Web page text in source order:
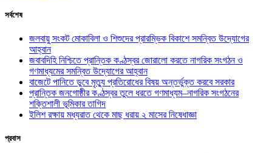
সর্বশেষ
জলবায়ু সংকট মোকাবিলা ও শিশুদের প্রারম্ভিক বিকাশে সমন্বিত উদ্যোগের
আহ্বান
জবাবদিহি নিশ্চিতে প্রান্তিক কণ্ঠস্বর জোরালো করতে নাগরিক সংগঠন ও
গণমাধ্যমের সমন্বিত উদ্যোগের আহ্বান
বাজেটে পানিতে ডুবে মৃত্যু প্রতিরোধের বিষয় অন্তর্ভুক্ত করবে সরকার
প্রান্তিক জনগোষ্ঠীর কণ্ঠস্বর তুলে ধরতে গণমাধ্যম–নাগরিক সংগঠনের
শক্তিশালী ভূমিকার তাগিদ
ইলিশ রক্ষায় মধ্যরাত থেকে মাছ ধরায় ২ মাসের নিষেধাজ্ঞা
প্রবাস